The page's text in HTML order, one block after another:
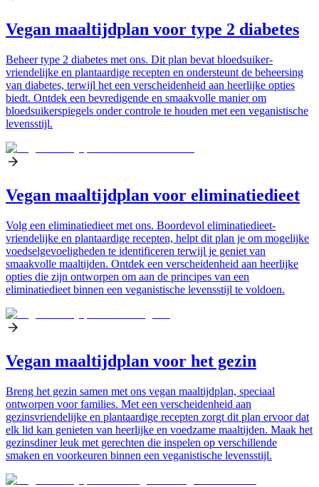
Vegan maaltijdplan voor type 2 diabetes
Beheer type 2 diabetes met ons. Dit plan bevat bloedsuiker-
vriendelijke en plantaardige recepten en ondersteunt de beheersing
van diabetes, terwijl het een verscheidenheid aan heerlijke opties
biedt. Ontdek een bevredigende en smaakvolle manier om
bloedsuikerspiegels onder controle te houden met een veganistische
levensstijl.
Vegan maaltijdplan voor eliminatiedieet
Volg een eliminatiedieet met ons. Boordevol eliminatiedieet-
vriendelijke en plantaardige recepten, helpt dit plan je om mogelijke
voedselgevoeligheden te identificeren terwijl je geniet van
smaakvolle maaltijden. Ontdek een verscheidenheid aan heerlijke
opties die zijn ontworpen om aan de principes van een
eliminatiedieet binnen een veganistische levensstijl te voldoen.
Vegan maaltijdplan voor het gezin
Breng het gezin samen met ons vegan maaltijdplan, speciaal
ontworpen voor families. Met een verscheidenheid aan
gezinsvriendelijke en plantaardige recepten zorgt dit plan ervoor dat
elk lid kan genieten van heerlijke en voedzame maaltijden. Maak het
gezinsdiner leuk met gerechten die inspelen op verschillende
smaken en voorkeuren binnen een veganistische levensstijl.